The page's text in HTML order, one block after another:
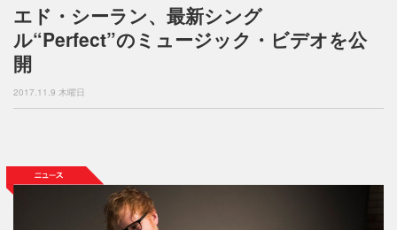
a
n
エド・シーラン、最新シング
ル“Perfect”のミュージック・ビデオを公
開
2017.11.9 木曜日